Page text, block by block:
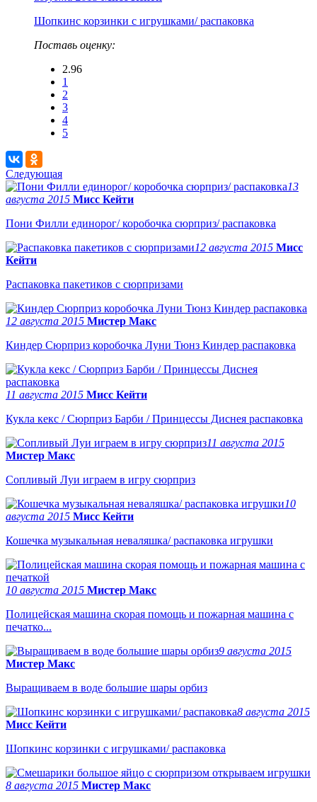
Шопкинс корзинки с игрушками/ распаковка
Поставь оценку:
2.96
1
2
3
4
5
Следующая
13
августа 2015 Мисс Кейти
Пони Филли единорог/ коробочка сюрприз/ распаковка
12 августа 2015 Мисс
Кейти
Распаковка пакетиков с сюрпризами
12 августа 2015 Мистер Макс
Киндер Сюрприз коробочка Луни Тюнз Киндер распаковка
11 августа 2015 Мисс Кейти
Кукла кекс / Сюрприз Барби / Принцессы Диснея распаковка
11 августа 2015
Мистер Макс
Сопливый Луи играем в игру сюрприз
10
августа 2015 Мисс Кейти
Кошечка музыкальная неваляшка/ распаковка игрушки
10 августа 2015 Мистер Макс
Полицейская машина скорая помощь и пожарная машина с
печатко...
9 августа 2015
Мистер Макс
Выращиваем в воде большие шары орбиз
8 августа 2015
Мисс Кейти
Шопкинс корзинки с игрушками/ распаковка
8 августа 2015 Мистер Макс